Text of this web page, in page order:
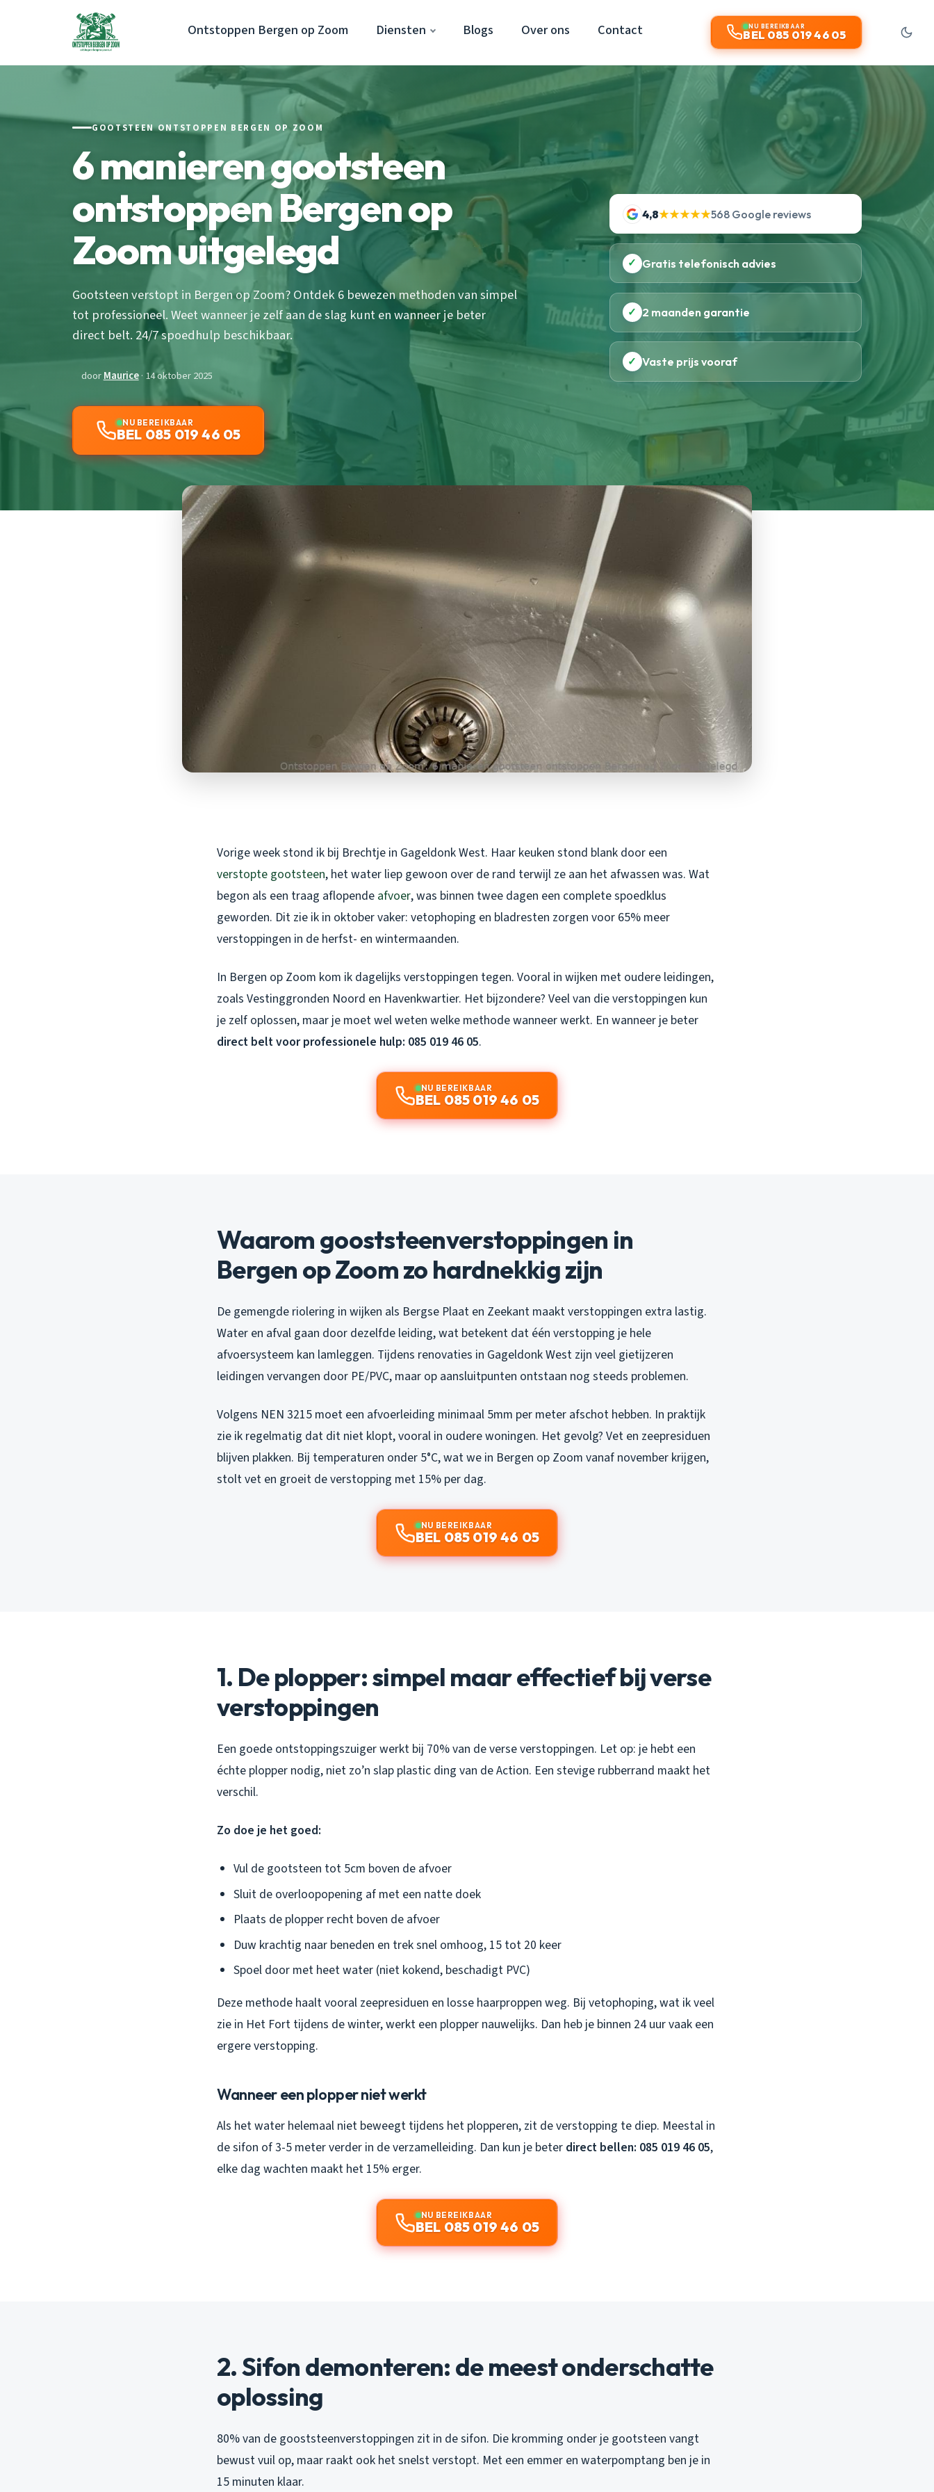
Ontstoppen Bergen op Zoom Diensten Blogs Over ons Contact NU BEREIKBAAR
BEL 085 019 46 05
GOOTSTEEN ONTSTOPPEN BERGEN OP ZOOM
6 manieren gootsteen
ontstoppen Bergen op
Zoom uitgelegd
Gootsteen verstopt in Bergen op Zoom? Ontdek 6 bewezen methoden van simpel
tot professioneel. Weet wanneer je zelf aan de slag kunt en wanneer je beter
direct belt. 24/7 spoedhulp beschikbaar.
doorMaurice· 14 oktober 2025
NU BEREIKBAAR
BEL 085 019 46 05
4,8★★★★★568 Google reviews
✓ Gratis telefonisch advies
✓ 2 maanden garantie
✓ Vaste prijs vooraf
Vorige week stond ik bij Brechtje in Gageldonk West. Haar keuken stond blank door een
verstopte gootsteen, het water liep gewoon over de rand terwijl ze aan het afwassen was. Wat
begon als een traag aflopende afvoer, was binnen twee dagen een complete spoedklus
geworden. Dit zie ik in oktober vaker: vetophoping en bladresten zorgen voor 65% meer
verstoppingen in de herfst- en wintermaanden.
In Bergen op Zoom kom ik dagelijks verstoppingen tegen. Vooral in wijken met oudere leidingen,
zoals Vestinggronden Noord en Havenkwartier. Het bijzondere? Veel van die verstoppingen kun
je zelf oplossen, maar je moet wel weten welke methode wanneer werkt. En wanneer je beter
direct belt voor professionele hulp: 085 019 46 05.
NU BEREIKBAAR
BEL 085 019 46 05
Waarom gooststeenverstoppingen in
Bergen op Zoom zo hardnekkig zijn
De gemengde riolering in wijken als Bergse Plaat en Zeekant maakt verstoppingen extra lastig.
Water en afval gaan door dezelfde leiding, wat betekent dat één verstopping je hele
afvoersysteem kan lamleggen. Tijdens renovaties in Gageldonk West zijn veel gietijzeren
leidingen vervangen door PE/PVC, maar op aansluitpunten ontstaan nog steeds problemen.
Volgens NEN 3215 moet een afvoerleiding minimaal 5mm per meter afschot hebben. In praktijk
zie ik regelmatig dat dit niet klopt, vooral in oudere woningen. Het gevolg? Vet en zeepresiduen
blijven plakken. Bij temperaturen onder 5°C, wat we in Bergen op Zoom vanaf november krijgen,
stolt vet en groeit de verstopping met 15% per dag.
NU BEREIKBAAR
BEL 085 019 46 05
1. De plopper: simpel maar effectief bij verse
verstoppingen
Een goede ontstoppingszuiger werkt bij 70% van de verse verstoppingen. Let op: je hebt een
échte plopper nodig, niet zo’n slap plastic ding van de Action. Een stevige rubberrand maakt het
verschil.
Zo doe je het goed:
Vul de gootsteen tot 5cm boven de afvoer
Sluit de overloopopening af met een natte doek
Plaats de plopper recht boven de afvoer
Duw krachtig naar beneden en trek snel omhoog, 15 tot 20 keer
Spoel door met heet water (niet kokend, beschadigt PVC)
Deze methode haalt vooral zeepresiduen en losse haarproppen weg. Bij vetophoping, wat ik veel
zie in Het Fort tijdens de winter, werkt een plopper nauwelijks. Dan heb je binnen 24 uur vaak een
ergere verstopping.
Wanneer een plopper niet werkt
Als het water helemaal niet beweegt tijdens het plopperen, zit de verstopping te diep. Meestal in
de sifon of 3-5 meter verder in de verzamelleiding. Dan kun je beter direct bellen: 085 019 46 05,
elke dag wachten maakt het 15% erger.
NU BEREIKBAAR
BEL 085 019 46 05
2. Sifon demonteren: de meest onderschatte
oplossing
80% van de gooststeenverstoppingen zit in de sifon. Die kromming onder je gootsteen vangt
bewust vuil op, maar raakt ook het snelst verstopt. Met een emmer en waterpomptang ben je in
15 minuten klaar.